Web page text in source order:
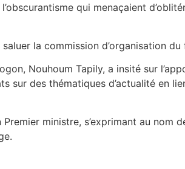
qui menaçaient
la commission d’organisation
Nouhoum Tapily, a insité sur
sur des thématiques d’actualité en
ministre, s’exprimant au